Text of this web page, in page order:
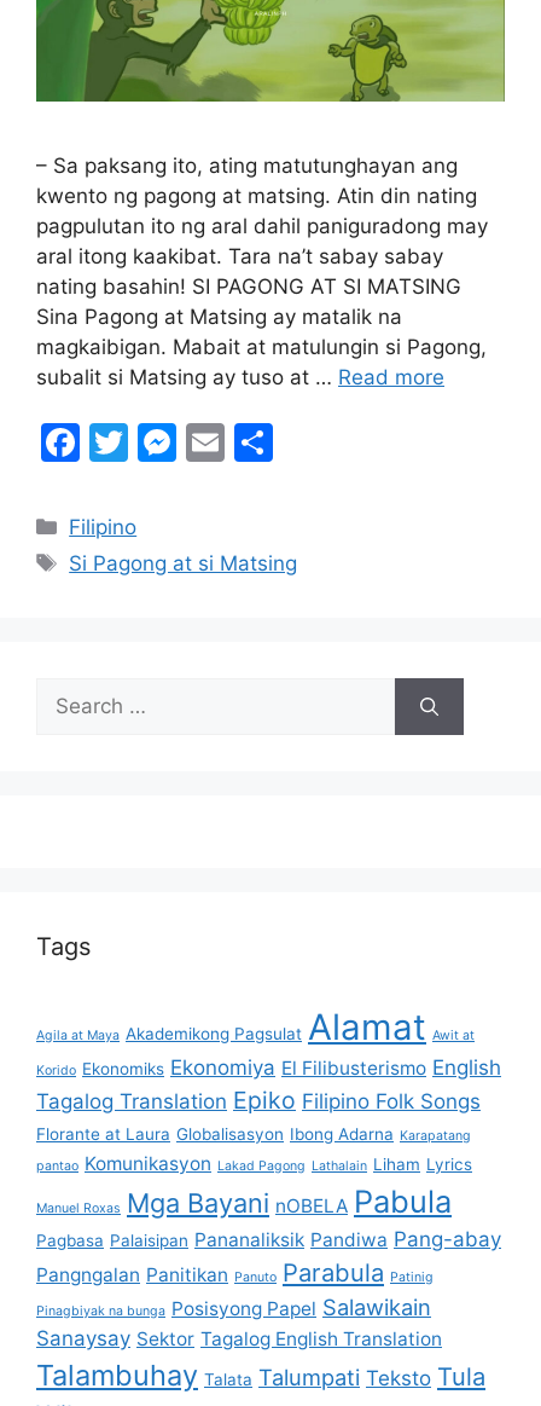
– Sa paksang ito, ating matutunghayan ang
kwento ng pagong at matsing. Atin din nating
pagpulutan ito ng aral dahil paniguradong may
aral itong kaakibat. Tara na’t sabay sabay
nating basahin! SI PAGONG AT SI MATSING
Sina Pagong at Matsing ay matalik na
magkaibigan. Mabait at matulungin si Pagong,
subalit si Matsing ay tuso at … Read more
F
c
e
k
T
itt
er
M
s
E
l
e
Categories
Filipino
Tags
Si Pagong at si Matsing
Search
for:
Tags
Agila at Maya Akademikong Pagsulat Alamat Awit at
Korido Ekonomiks Ekonomiya El Filibusterismo English
Tagalog Translation Epiko Filipino Folk Songs
Florante at Laura Globalisasyon Ibong Adarna Karapatang
pantao Komunikasyon Lakad Pagong Lathalain Liham Lyrics
Manuel Roxas Mga Bayani nOBELA Pabula
Pagbasa Palaisipan Pananaliksik Pandiwa Pang-abay
Pangngalan Panitikan Panuto Parabula Patinig
Pinagbiyak na bunga Posisyong Papel Salawikain
Sanaysay Sektor Tagalog English Translation
Talambuhay Talata Talumpati Teksto Tula